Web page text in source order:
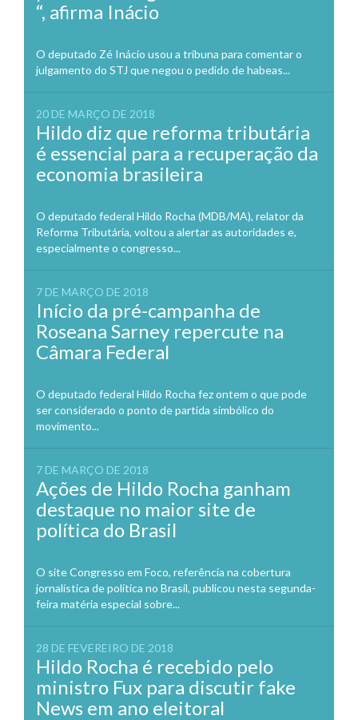
“, afirma Inácio
O deputado Zé Inácio usou a tribuna para comentar o
julgamento do STJ que negou o pedido de habeas...
20 DE MARÇO DE 2018
Hildo diz que reforma tributária
é essencial para a recuperação da
economia brasileira
O deputado federal Hildo Rocha (MDB/MA), relator da
Reforma Tributária, voltou a alertar as autoridades e,
especialmente o congresso...
7 DE MARÇO DE 2018
Início da pré-campanha de
Roseana Sarney repercute na
Câmara Federal
O deputado federal Hildo Rocha fez ontem o que pode
ser considerado o ponto de partida simbólico do
movimento...
7 DE MARÇO DE 2018
Ações de Hildo Rocha ganham
destaque no maior site de
política do Brasil
O site Congresso em Foco, referência na cobertura
jornalística de política no Brasil, publicou nesta segunda-
feira matéria especial sobre...
28 DE FEVEREIRO DE 2018
Hildo Rocha é recebido pelo
ministro Fux para discutir fake
News em ano eleitoral